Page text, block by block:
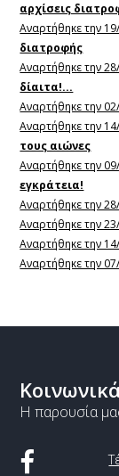
αρχίσεις
Αναρτήθηκε την
διατροφής
Αναρτήθηκε την
δίαιτα!...
Αναρτήθηκε την
Αναρτήθηκε την
τους αιώνες
Αναρτήθηκε την
εγκράτεια!
Αναρτήθηκε την
Αναρτήθηκε την
Αναρτήθηκε την
Αναρτήθηκε την
Η παρουσία